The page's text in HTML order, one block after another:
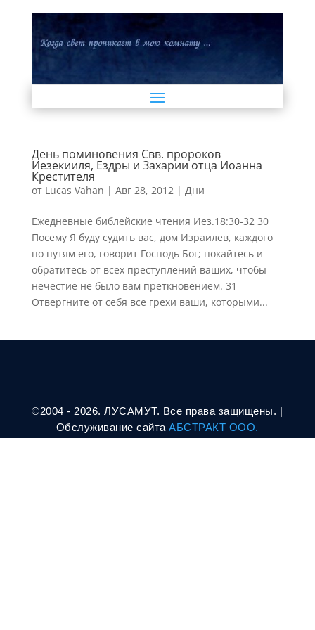
День поминовения Свв. пророков
Иезекииля, Ездры и Захарии отца Иоанна
Крестителя
от Lucas Vahan | Авг 28, 2012| Дни
Ежедневные библейские чтения Иез.18:30-32 30
Посему Я буду судить вас, дом Израилев, каждого
по путям его, говорит Господь Бог; покайтесь и
обратитесь от всех преступлений ваших, чтобы
нечестие не было вам преткновением. 31
Отвергните от себя все грехи ваши, которыми...
©2004 - 2026. ЛУСАМУТ. Все права защищены. |
Oбслуживание сайтаАБСТРАКТ ООО.